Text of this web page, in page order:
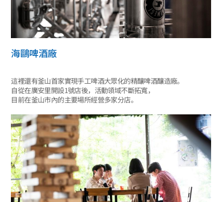
海鷗啤酒廠
這裡還有釜山首家實現手工啤酒大眾化的精釀啤酒釀造廠。
自從在廣安里開設1號店後，活動領域不斷拓寬，
目前在釜山市內的主要場所經營多家分店。